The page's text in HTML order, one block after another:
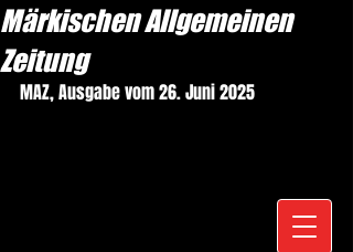
Märkischen Allgemeinen
Zeitung
MAZ, Ausgabe vom 26. Juni 2025